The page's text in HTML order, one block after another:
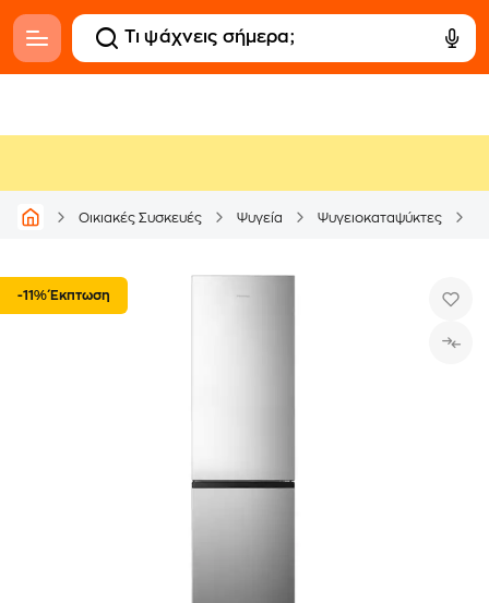
Οικιακές Συσκευές Ψυγεία Ψυγειοκαταψύκτες
-11% Έκπτωση